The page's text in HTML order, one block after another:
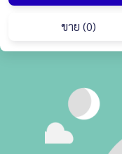
ขาย (0)